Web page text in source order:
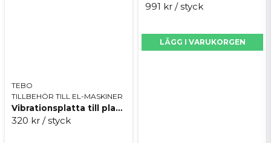
TEBO
TILLBEHÖR TILL EL-MASKINER
Vibrationsplatta till plattvibrator
320 kr / styck
991 kr / styck
LÄGG I VARUKORGEN